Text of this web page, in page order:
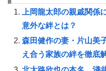
上岡龍太郎の親戚関係
意外な絆とは？
森田健作の妻・片山美
え合う家族の絆を徹底